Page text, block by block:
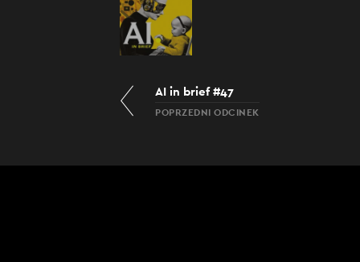
AI in brief #47
POPRZEDNI ODCINEK